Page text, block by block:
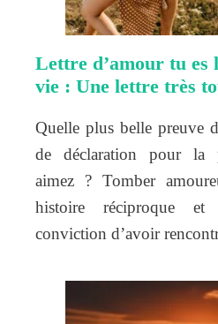
Lettre d’amour tu es
vie : Une lettre très
Quelle plus belle preuve
de déclaration pour la
aimez ? Tomber
histoire réciproque
conviction d’avoir